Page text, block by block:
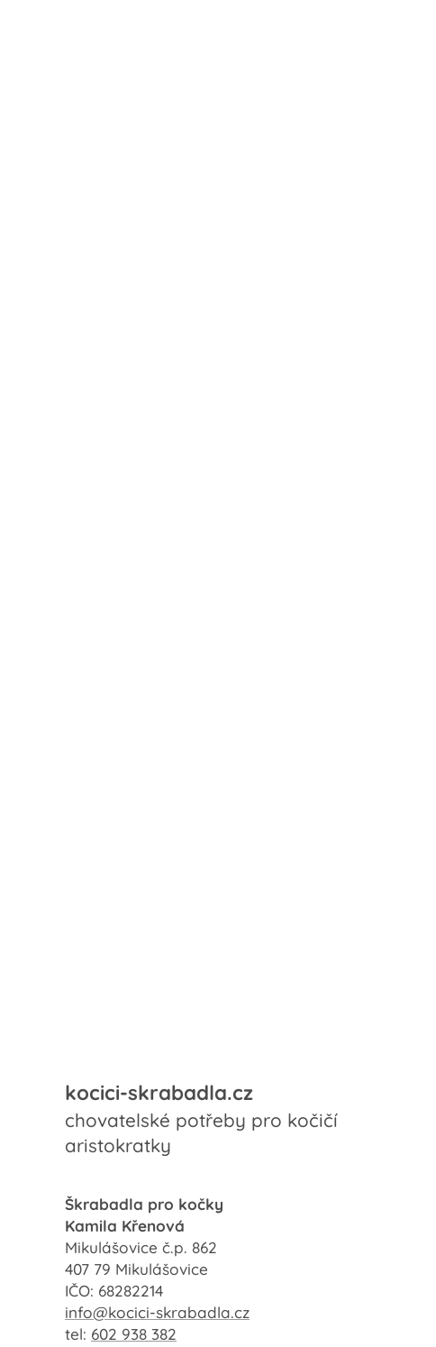
kocici-skrabadla.cz
chovatelské potřeby pro kočičí
aristokratky
Škrabadla pro kočky
Kamila Křenová
Mikulášovice č.p. 862
407 79 Mikulášovice
IČO: 68282214
info@kocici-skrabadla.cz
tel: 602 938 382